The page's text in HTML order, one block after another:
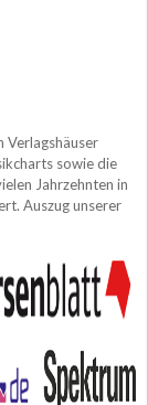
Verlagshäuser
sowie die
Jahrzehnten in
Auszug unserer